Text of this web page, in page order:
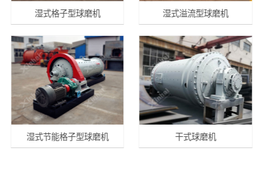
湿式格子型球磨机 湿式溢流型球磨机
湿式节能格子型球磨机 干式球磨机